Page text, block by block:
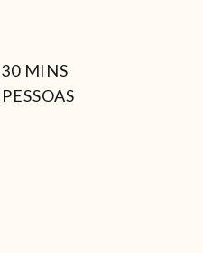
30MIN
MINS
PESSOAS